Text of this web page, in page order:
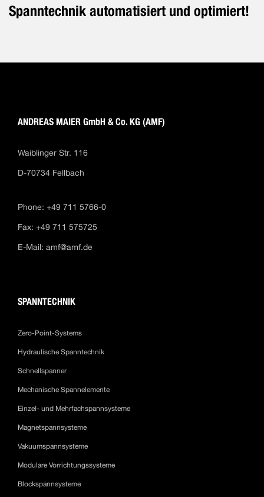
Spanntechnik automatisiert und optimiert!
ANDREAS MAIER GmbH & Co. KG (AMF)
Waiblinger Str. 116
D-70734 Fellbach
Phone: +49 711 5766-0
Fax: +49 711 575725
E-Mail: amf@amf.de
SPANNTECHNIK
Zero-Point-Systems
Hydraulische Spanntechnik
Schnellspanner
Mechanische Spannelemente
Einzel- und Mehrfachspannsysteme
Magnetspannsysteme
Vakuumspannsysteme
Modulare Vorrichtungssysteme
Blockspannsysteme